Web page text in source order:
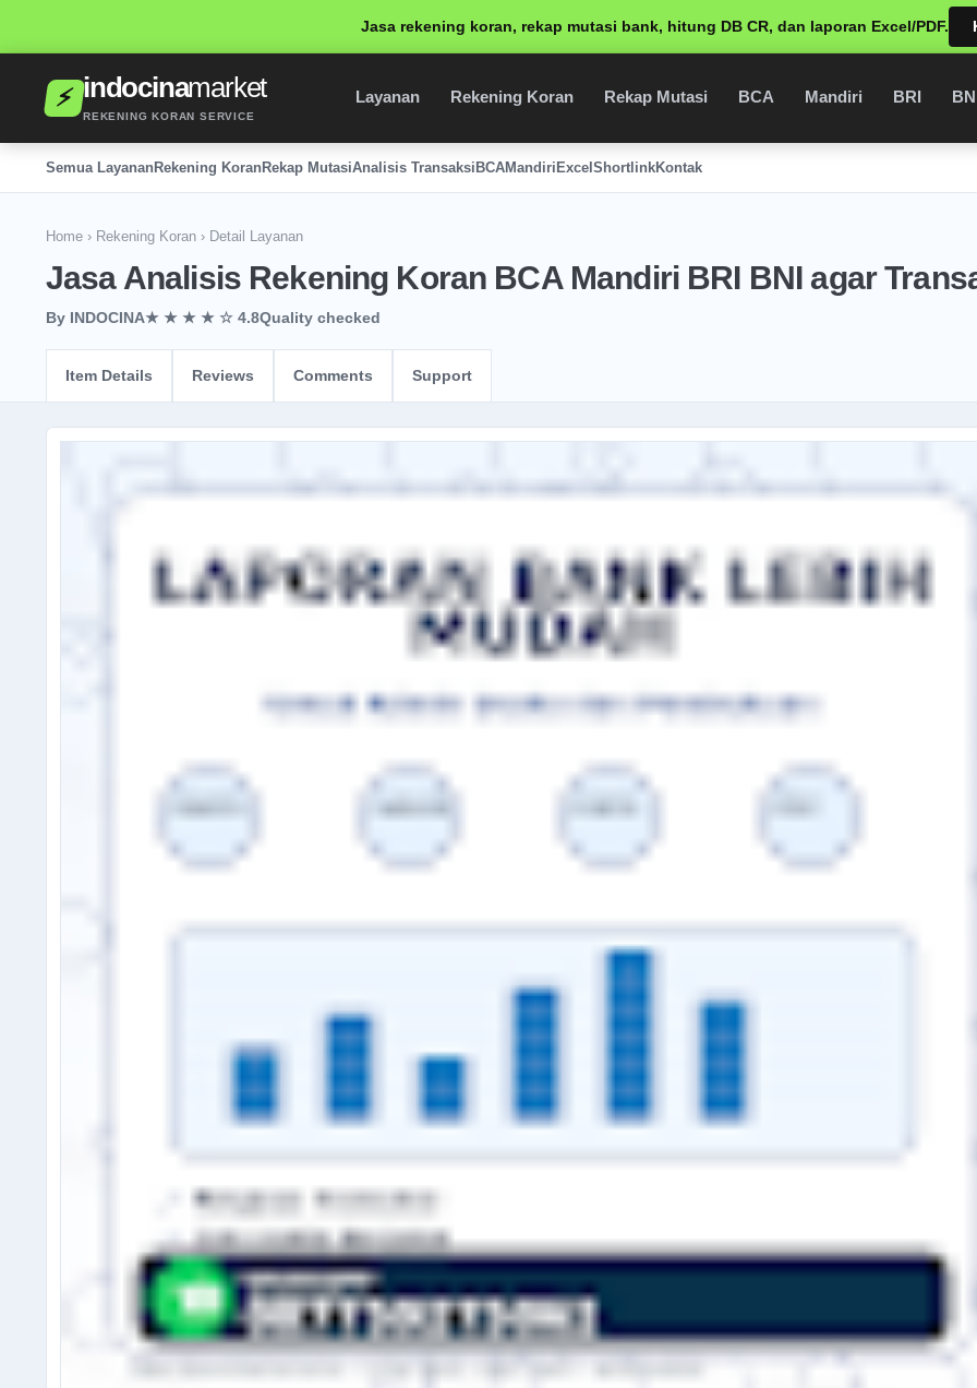
Jasa rekening koran, rekap mutasi bank, hitung DB CR, dan laporan Excel/PDF.
⚡ indocinamarket
REKENING KORAN SERVICE
Layanan Rekening Koran Rekap Mutasi BCA Mandiri BRI
Semua LayananRekening KoranRekap MutasiAnalisis TransaksiBCAMandiriExcelShortlinkKontak
Home › Rekening Koran › Detail Layanan
Jasa Analisis Rekening Koran BCA Mandiri BRI BNI agar
By INDOCINA★ ★ ★ ★ ☆ 4.8Quality checked
Item Details Reviews Comments Support